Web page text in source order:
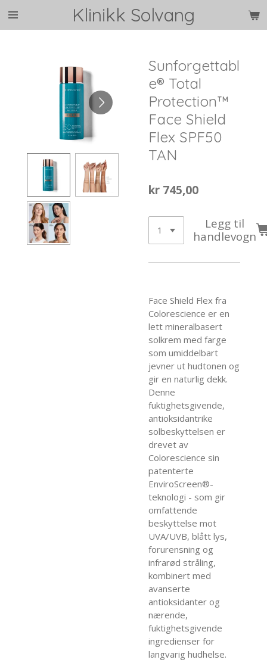
Gå
Klinikk Solvang
Sunforgettabl
e® Total
Protection™
Face Shield
Flex SPF50
TAN
kr 745,00
Legg til
handlevogn
Face Shield Flex fra
Colorescience er en
lett mineralbasert
solkrem med farge
som umiddelbart
jevner ut hudtonen og
gir en naturlig dekk.
Denne
fuktighetsgivende,
antioksidantrike
solbeskyttelsen er
drevet av
Colorescience sin
patenterte
EnviroScreen®-
teknologi - som gir
omfattende
beskyttelse mot
UVA/UVB, blått lys,
forurensning og
infrarød stråling,
kombinert med
avanserte
antioksidanter og
nærende,
fuktighetsgivende
ingredienser for
langvarig hudhelse.